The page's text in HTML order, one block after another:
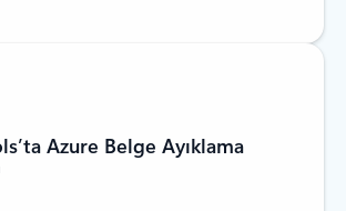
Azure Belge Ayıklama